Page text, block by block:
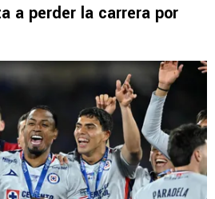
a perder la carrera por